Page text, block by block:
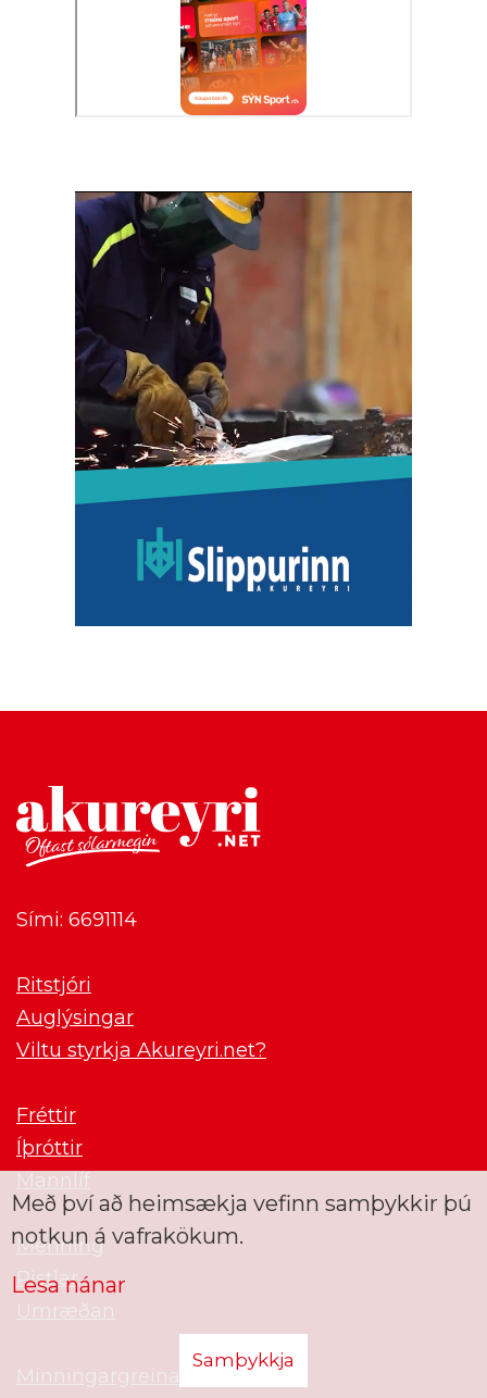
Sími: 6691114
Ritstjóri
Auglýsingar
Viltu styrkja Akureyri.net?
Fréttir
Íþróttir
Mannlíf
Menning
Pistlar
Umræðan
Minningargreinar
Með því að heimsækja vefinn samþykkir þú
notkun á vafrakökum.
Lesa nánar
Samþykkja